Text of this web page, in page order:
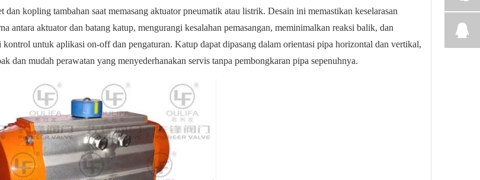
dan kopling tambahan saat memasang aktuator pneumatik atau listrik. Desain ini memastikan keselarasan
antara aktuator dan batang katup, mengurangi kesalahan pemasangan, meminimalkan reaksi balik, dan
kontrol untuk aplikasi on-off dan pengaturan. Katup dapat dipasang dalam orientasi pipa horizontal dan vertikal,
dan mudah perawatan yang menyederhanakan servis tanpa pembongkaran pipa sepenuhnya.